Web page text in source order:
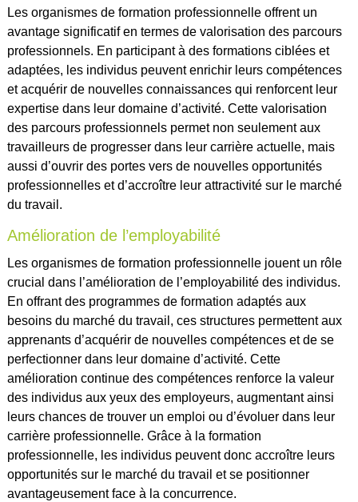
Les organismes de formation professionnelle offrent un
avantage significatif en termes de valorisation des parcours
professionnels. En participant à des formations ciblées et
adaptées, les individus peuvent enrichir leurs compétences
et acquérir de nouvelles connaissances qui renforcent leur
expertise dans leur domaine d’activité. Cette valorisation
des parcours professionnels permet non seulement aux
travailleurs de progresser dans leur carrière actuelle, mais
aussi d’ouvrir des portes vers de nouvelles opportunités
professionnelles et d’accroître leur attractivité sur le marché
du travail.
Amélioration de l’employabilité
Les organismes de formation professionnelle jouent un rôle
crucial dans l’amélioration de l’employabilité des individus.
En offrant des programmes de formation adaptés aux
besoins du marché du travail, ces structures permettent aux
apprenants d’acquérir de nouvelles compétences et de se
perfectionner dans leur domaine d’activité. Cette
amélioration continue des compétences renforce la valeur
des individus aux yeux des employeurs, augmentant ainsi
leurs chances de trouver un emploi ou d’évoluer dans leur
carrière professionnelle. Grâce à la formation
professionnelle, les individus peuvent donc accroître leurs
opportunités sur le marché du travail et se positionner
avantageusement face à la concurrence.